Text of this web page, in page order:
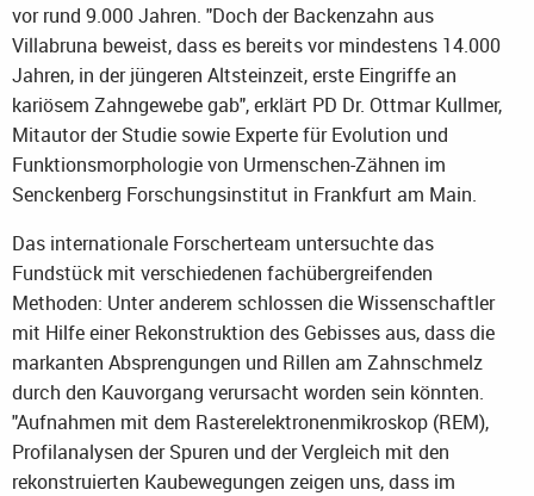
vor rund 9.000 Jahren. "Doch der Backenzahn aus
Villabruna beweist, dass es bereits vor mindestens 14.000
Jahren, in der jüngeren Altsteinzeit, erste Eingriffe an
kariösem Zahngewebe gab", erklärt PD Dr. Ottmar Kullmer,
Mitautor der Studie sowie Experte für Evolution und
Funktionsmorphologie von Urmenschen-Zähnen im
Senckenberg Forschungsinstitut in Frankfurt am Main.
Das internationale Forscherteam untersuchte das
Fundstück mit verschiedenen fachübergreifenden
Methoden: Unter anderem schlossen die Wissenschaftler
mit Hilfe einer Rekonstruktion des Gebisses aus, dass die
markanten Absprengungen und Rillen am Zahnschmelz
durch den Kauvorgang verursacht worden sein könnten.
"Aufnahmen mit dem Rasterelektronenmikroskop (REM),
Profilanalysen der Spuren und der Vergleich mit den
rekonstruierten Kaubewegungen zeigen uns, dass im